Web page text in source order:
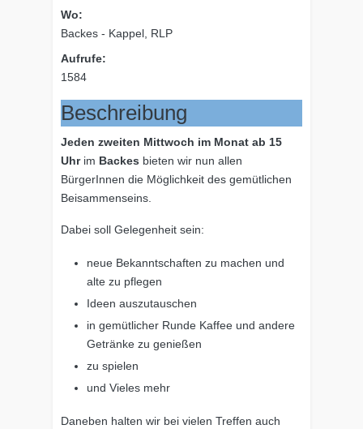
Wo:
Backes - Kappel, RLP
Aufrufe:
1584
Beschreibung
Jeden zweiten Mittwoch im Monat ab 15
Uhrim Backes bieten wir nun allen
BürgerInnen die Möglichkeit des gemütlichen
Beisammenseins.
Dabei soll Gelegenheit sein:
neue Bekanntschaften zu machen und
alte zu pflegen
Ideen auszutauschen
in gemütlicher Runde Kaffee und andere
Getränke zu genießen
zu spielen
und Vieles mehr
Daneben halten wir bei vielen Treffen auch